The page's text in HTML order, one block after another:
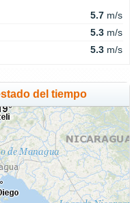
5.7 m/s
5.3 m/s
5.3 m/s
del tiempo